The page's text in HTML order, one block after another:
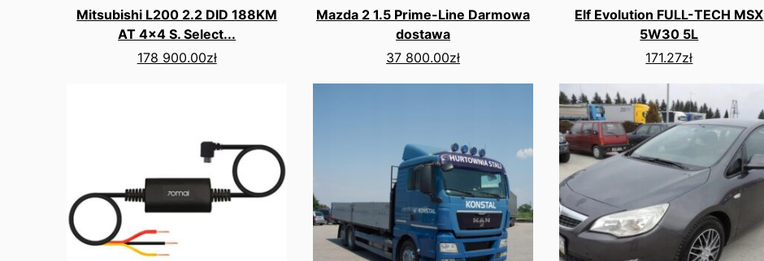
Mitsubishi L200 2.2 DID 188KM
AT 4x4 S. Select...
178 900.00zł
Mazda 2 1.5 Prime-Line Darmowa
dostawa
37 800.00zł
Elf Evolution FULL-TECH MSX
5W30 5L
171.27zł